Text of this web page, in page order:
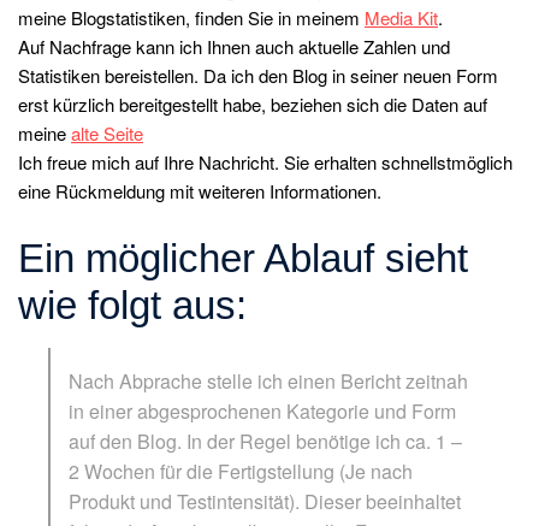
meine Blogstatistiken, finden Sie in meinem Media Kit.
Auf Nachfrage kann ich Ihnen auch aktuelle Zahlen und
Statistiken bereistellen. Da ich den Blog in seiner neuen Form
erst kürzlich bereitgestellt habe, beziehen sich die Daten auf
meinealte Seite
Ich freue mich auf Ihre Nachricht. Sie erhalten schnellstmöglich
eine Rückmeldung mit weiteren Informationen.
Ein möglicher Ablauf sieht
wie folgt aus:
Nach Abprache stelle ich einen Bericht zeitnah
in einer abgesprochenen Kategorie und Form
auf den Blog. In der Regel benötige ich ca. 1 –
2 Wochen für die Fertigstellung (Je nach
Produkt und Testintensität). Dieser beeinhaltet